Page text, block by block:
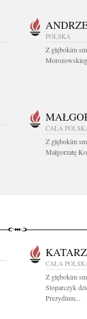
POLSKA
Z głębokim
CAŁA
Z głębokim
Małgorzatę
CAŁA
Z głębokim
Stoparczyk
Prezydium...